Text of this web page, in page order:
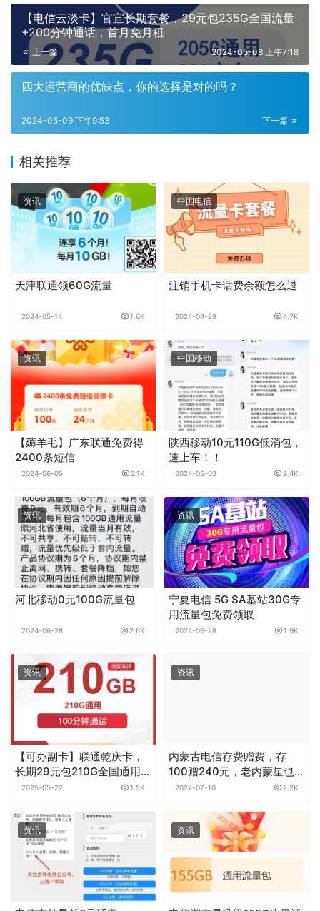
【电信云淡卡】官宣长期套餐，29元包235G全国流量
+200分钟通话，首月免月租
上一篇 2024-05-08 上午7:18
四大运营商的优缺点，你的选择是对的吗？
下一篇
2024-05-09 下午9:53
相关推荐
资讯
天津联通领60G流量
2024-05-14 1.6K
中国电信
注销手机卡话费余额怎么退
2024-04-29 4.7K
资讯
【薅羊毛】广东联通免费得
2400条短信
2024-06-05 2.1K
中国移动
陕西移动10元110G低消包，
速上车！！
2024-05-03 2.4K
资讯
河北移动0元100G流量包
2024-06-28 2.6K
资讯
宁夏电信 5G SA基站30G专
用流量包免费领取
2024-06-28 1.9K
资讯
【可办副卡】联通乾庆卡，
长期29元包210G全国通用流
量+100分钟通话，全国可发
2025-05-22 1.5K
资讯
内蒙古电信存费赠费，存
100赠240元，老内蒙星也能
冲2024-07-10 2.2K
资讯 资讯